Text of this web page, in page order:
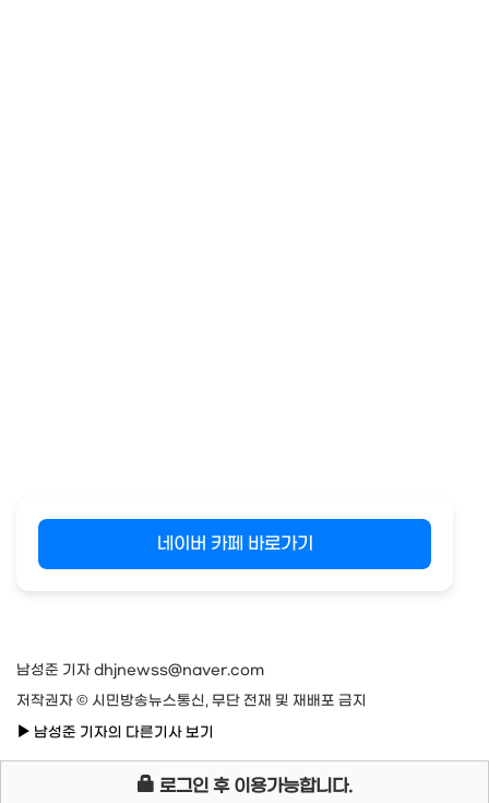
네이버 카페 바로가기
남성준 기자 dhjnewss@naver.com
저작권자 © 시민방송뉴스통신, 무단 전재 및 재배포 금지
남성준 기자의 다른기사 보기
로그인 후 이용가능합니다.